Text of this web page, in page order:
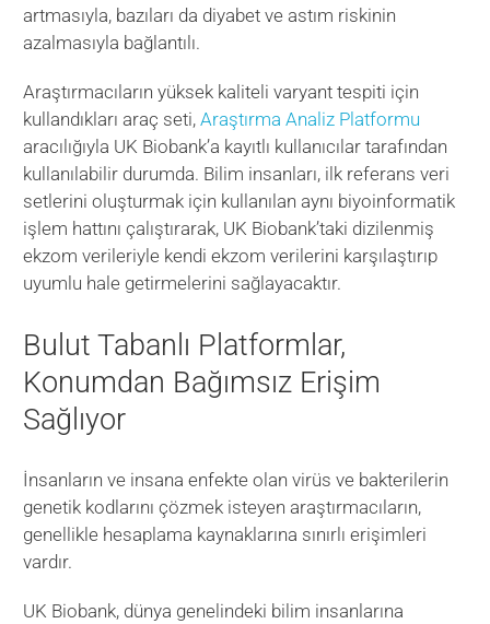
artmasıyla, bazıları da diyabet ve astım riskinin
azalmasıyla bağlantılı.
Araştırmacıların yüksek kaliteli varyant tespiti için
kullandıkları araç seti,Araştırma Analiz Platformu
aracılığıyla UK Biobank’a kayıtlı kullanıcılar tarafından
kullanılabilir durumda. Bilim insanları, ilk referans veri
setlerini oluşturmak için kullanılan aynı biyoinformatik
işlem hattını çalıştırarak, UK Biobank’taki dizilenmiş
ekzom verileriyle kendi ekzom verilerini karşılaştırıp
uyumlu hale getirmelerini sağlayacaktır.
Bulut Tabanlı Platformlar,
Konumdan Bağımsız Erişim
Sağlıyor
İnsanların ve insana enfekte olan virüs ve bakterilerin
genetik kodlarını çözmek isteyen araştırmacıların,
genellikle hesaplama kaynaklarına sınırlı erişimleri
vardır.
UK Biobank, dünya genelindeki bilim insanlarına